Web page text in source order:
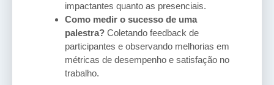
impactantes quanto as presenciais.
Como medir o sucesso de uma
palestra? Coletando feedback de
participantes e observando melhorias em
métricas de desempenho e satisfação no
trabalho.